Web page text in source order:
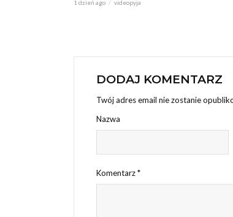
1 dzień ago videopyja
DODAJ KOMENTARZ
Twój adres email nie zostanie
Nazwa
Komentarz*